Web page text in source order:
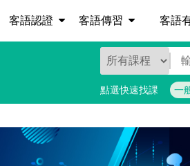
客語認證 客語傳習 客語
點選快速找課 一